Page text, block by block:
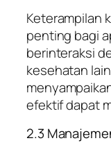
Keterampilan
penting bagi
berinteraksi
kesehatan
efektif dapat
2.3